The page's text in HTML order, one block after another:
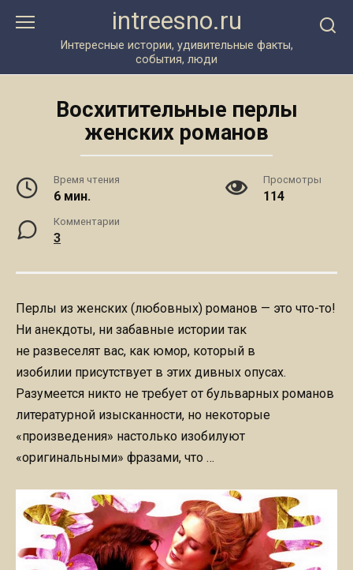
intreesno.ru
Интересные истории, удивительные факты,
события, люди
Восхитительные перлы
женских романов
Время чтения
6 мин.
Просмотры
114
Комментарии
3
Перлы из женских (любовных) романов — это что-то!
Ни анекдоты, ни забавные истории так
не развеселят вас, как юмор, который в
изобилии присутствует в этих дивных опусах.
Разумеется никто не требует от бульварных романов
литературной изысканности, но некоторые
«произведения» настолько изобилуют
«оригинальными» фразами, что …